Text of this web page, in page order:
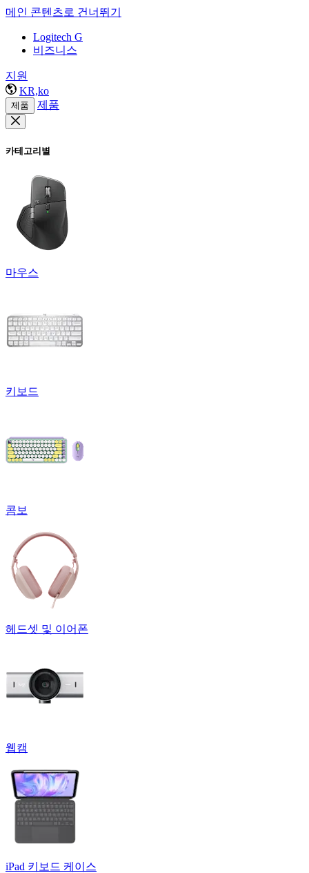
메인 콘텐츠로 건너뛰기
Logitech G
비즈니스
지원
KR,ko
제품 제품
카테고리별
마우스
키보드
콤보
헤드셋 및 이어폰
웹캠
iPad 키보드 케이스